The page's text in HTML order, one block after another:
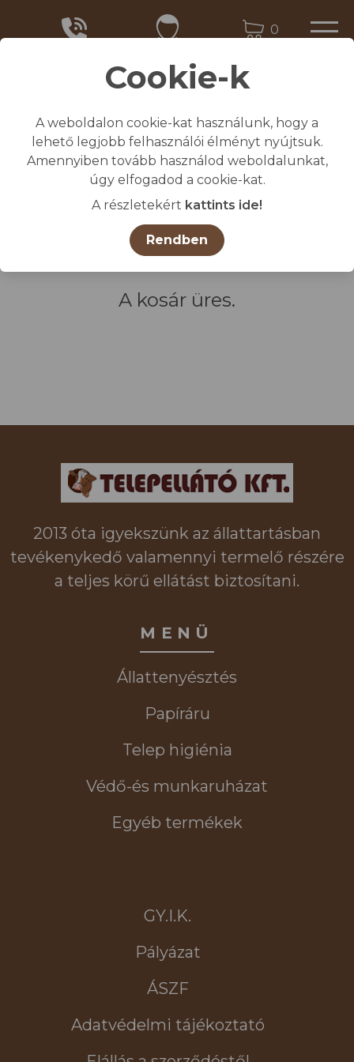
0
Kezdőlap
Kosár összegzés / Megrendelés
A kosár üres.
2013 óta igyekszünk az állattartásban
tevékenykedő valamennyi termelő részére
a teljes körű ellátást biztosítani.
MENÜ
Állattenyésztés
Papíráru
Telep higiénia
Védő-és munkaruházat
Egyéb termékek
GY.I.K.
Pályázat
ÁSZF
Adatvédelmi tájékoztató
Cookie-k
A weboldalon cookie-kat használunk, hogy a
lehető legjobb felhasználói élményt nyújtsuk.
Amennyiben tovább használod weboldalunkat,
úgy elfogadod a cookie-kat.
A részletekért kattints ide!
Rendben